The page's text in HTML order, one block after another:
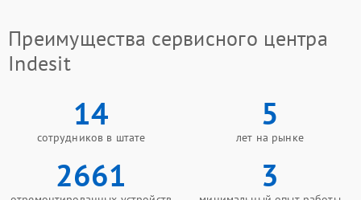
Преимущества сервисного центра
Indesit
14
сотрудников в штате
5
лет на рынке
2661 3